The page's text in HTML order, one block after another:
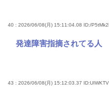
40 : 2026/06/08(月) 15:11:04.08 ID:/
発達障害指摘されてる人
43 : 2026/06/08(月) 15:12:03.37